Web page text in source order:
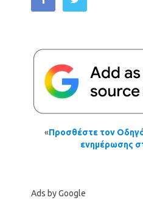
«Προσθέστε τον
ενημέρωσης
Ads by Google